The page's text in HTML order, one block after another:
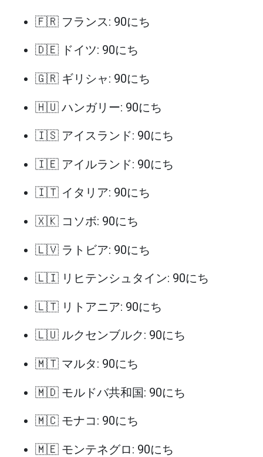
🇫🇷 フランス: 90にち
🇩🇪 ドイツ: 90にち
🇬🇷 ギリシャ: 90にち
🇭🇺 ハンガリー: 90にち
🇮🇸 アイスランド: 90にち
🇮🇪 アイルランド: 90にち
🇮🇹 イタリア: 90にち
🇽🇰 コソボ: 90にち
🇱🇻 ラトビア: 90にち
🇱🇮 リヒテンシュタイン: 90にち
🇱🇹 リトアニア: 90にち
🇱🇺 ルクセンブルク: 90にち
🇲🇹 マルタ: 90にち
🇲🇩 モルドバ共和国: 90にち
🇲🇨 モナコ: 90にち
🇲🇪 モンテネグロ: 90にち